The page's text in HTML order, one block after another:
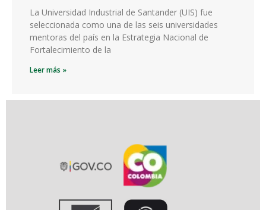
La Universidad Industrial de Santander (UIS) fue
seleccionada como una de las seis universidades
mentoras del país en la Estrategia Nacional de
Fortalecimiento de la
Leer más »